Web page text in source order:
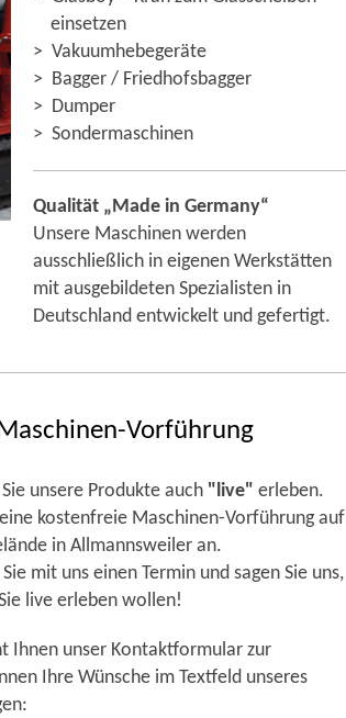
einsetzen
> Vakuumhebegeräte
> Bagger / Friedhofsbagger
> Dumper
> Sondermaschinen
Qualität „Made in Germany“
Unsere Maschinen werden
ausschließlich in eigenen Werkstätten
mit ausgebildeten Spezialisten in
Deutschland entwickelt und gefertigt.
Vorführung
unsere Produkte auch "live" erleben.
kostenfreie Maschinen-Vorführung auf
in Allmannsweiler an.
mit uns einen Termin und sagen Sie uns,
live erleben wollen!
Ihnen unser Kontaktformular zur
Ihre Wünsche im Textfeld unseres